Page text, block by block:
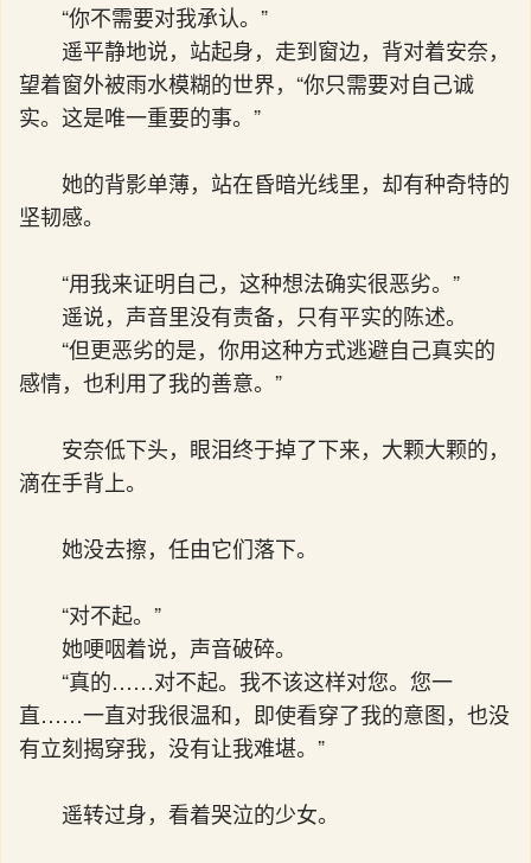
“你不需要对我承认。”
遥平静地说，站起身，走到窗边，背对着安奈，
望着窗外被雨水模糊的世界，“你只需要对自己诚
实。这是唯一重要的事。”
她的背影单薄，站在昏暗光线里，却有种奇特的
坚韧感。
“用我来证明自己，这种想法确实很恶劣。”
遥说，声音里没有责备，只有平实的陈述。
“但更恶劣的是，你用这种方式逃避自己真实的
感情，也利用了我的善意。”
安奈低下头，眼泪终于掉了下来，大颗大颗的，
滴在手背上。
她没去擦，任由它们落下。
“对不起。”
她哽咽着说，声音破碎。
“真的……对不起。我不该这样对您。您一
直……一直对我很温和，即使看穿了我的意图，也没
有立刻揭穿我，没有让我难堪。”
遥转过身，看着哭泣的少女。